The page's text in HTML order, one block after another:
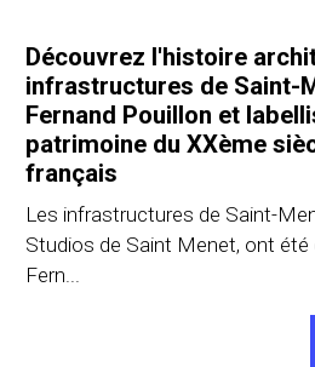
Découvrez l'histoire
infrastructures de Saint-
Fernand Pouillon et
patrimoine du XXème
français
Les infrastructures de Saint-
Studios de Saint Menet, ont été
Fern...